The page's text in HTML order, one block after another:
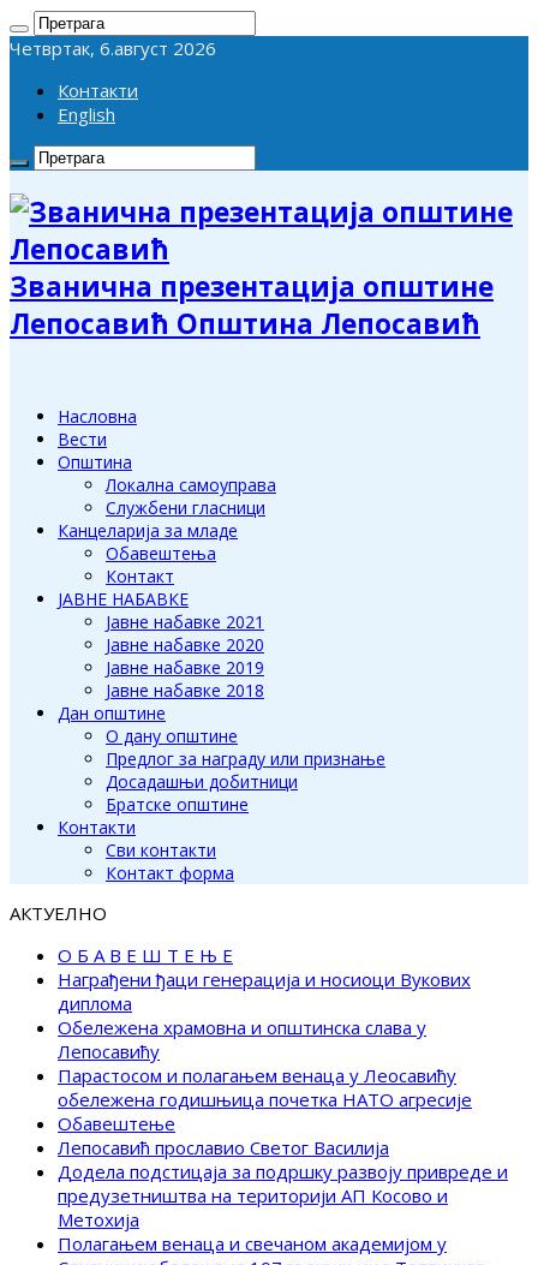
Четвртак, 6.август 2026
Контакти
English
Званична презентација општине
Лепосавић Општина Лепосавић
Насловна
Вести
Општина
Локална самоуправа
Службени гласници
Канцеларија за младе
Обавештења
Контакт
ЈАВНЕ НАБАВКЕ
Јавне набавке 2021
Јавне набавке 2020
Јавне набавке 2019
Јавне набавке 2018
Дан општине
О дану општине
Предлог за награду или признање
Досадашњи добитници
Братске општине
Контакти
Сви контакти
Контакт форма
АКТУЕЛНО
О Б А В Е Ш Т Е Њ Е
Награђени ђаци генерација и носиоци Вукових
диплома
Обележена храмовна и општинска слава у
Лепосавићу
Парастосом и полагањем венаца у Леосавићу
обележена годишњица почетка НАТО агресије
Обавештење
Лепосавић прославио Светог Василија
Додела подстицаја за подршку развоју привреде и
предузетништва на територији АП Косово и
Метохија
Полагањем венаца и свечаном академијом у